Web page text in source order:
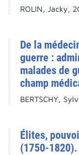
ROLIN, Jacky,
De la
guerre :
malades de
champ
BERTSCHY,
Élites,
(1750-